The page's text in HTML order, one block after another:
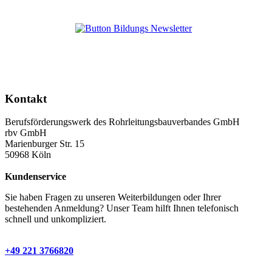
Kontakt
Berufsförderungswerk des Rohrleitungsbauverbandes GmbH
rbv GmbH
Marienburger Str. 15
50968 Köln
Kundenservice
Sie haben Fragen zu unseren Weiterbildungen oder Ihrer
bestehenden Anmeldung? Unser Team hilft Ihnen telefonisch
schnell und unkompliziert.
+49 221 3766820